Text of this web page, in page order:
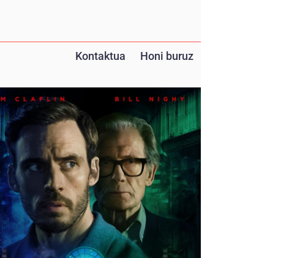
Kontaktua Honi buruz